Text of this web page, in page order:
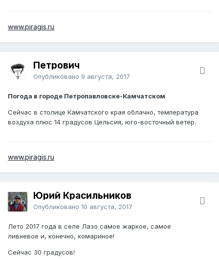
www.piragis.ru
Петрович
Опубликовано 9 августа, 2017
Погода в городе Петропавловске-Камчатском
Сейчас в столице Камчатского края облачно, температура
воздуха плюс 14 градусов Цельсия, юго-восточный ветер.
www.piragis.ru
Юрий Красильников
Опубликовано 10 августа, 2017
Лето 2017 года в селе Лазо самое жаркое, самое
ливневое и, конечно, комариное!
Сейчас 30 градусов!